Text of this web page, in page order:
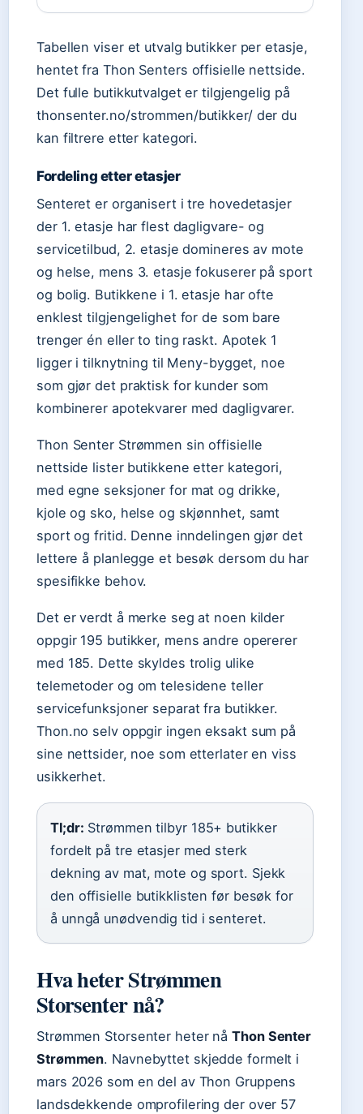
Tabellen viser et utvalg butikker per etasje,
hentet fra Thon Senters offisielle nettside.
Det fulle butikkutvalget er tilgjengelig på
thonsenter.no/strommen/butikker/ der du
kan filtrere etter kategori.
Fordeling etter etasjer
Senteret er organisert i tre hovedetasjer
der 1. etasje har flest dagligvare- og
servicetilbud, 2. etasje domineres av mote
og helse, mens 3. etasje fokuserer på sport
og bolig. Butikkene i 1. etasje har ofte
enklest tilgjengelighet for de som bare
trenger én eller to ting raskt. Apotek 1
ligger i tilknytning til Meny-bygget, noe
som gjør det praktisk for kunder som
kombinerer apotekvarer med dagligvarer.
Thon Senter Strømmen sin offisielle
nettside lister butikkene etter kategori,
med egne seksjoner for mat og drikke,
kjole og sko, helse og skjønnhet, samt
sport og fritid. Denne inndelingen gjør det
lettere å planlegge et besøk dersom du har
spesifikke behov.
Det er verdt å merke seg at noen kilder
oppgir 195 butikker, mens andre opererer
med 185. Dette skyldes trolig ulike
telemetoder og om telesidene teller
servicefunksjoner separat fra butikker.
Thon.no selv oppgir ingen eksakt sum på
sine nettsider, noe som etterlater en viss
usikkerhet.
Tl;dr: Strømmen tilbyr 185+ butikker
fordelt på tre etasjer med sterk
dekning av mat, mote og sport. Sjekk
den offisielle butikklisten før besøk for
å unngå unødvendig tid i senteret.
Hva heter Strømmen
Storsenter nå?
Strømmen Storsenter heter nåThon Senter
Strømmen. Navnebyttet skjedde formelt i
mars 2026 som en del av Thon Gruppens
landsdekkende omprofilering der over 57